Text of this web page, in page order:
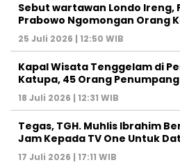
Sebut wartawan Londo Ireng,
Prabowo Ngomongan Orang
25 Juli 2026 | 12:50 WIB
Kapal Wisata Tenggelam di
Katupa, 45 Orang
18 Juli 2026 | 12:31 WIB
Tegas, TGH. Muhlis Ibrahim
Jam Kepada TV One Untuk
17 Juli 2026 | 17:11 WIB